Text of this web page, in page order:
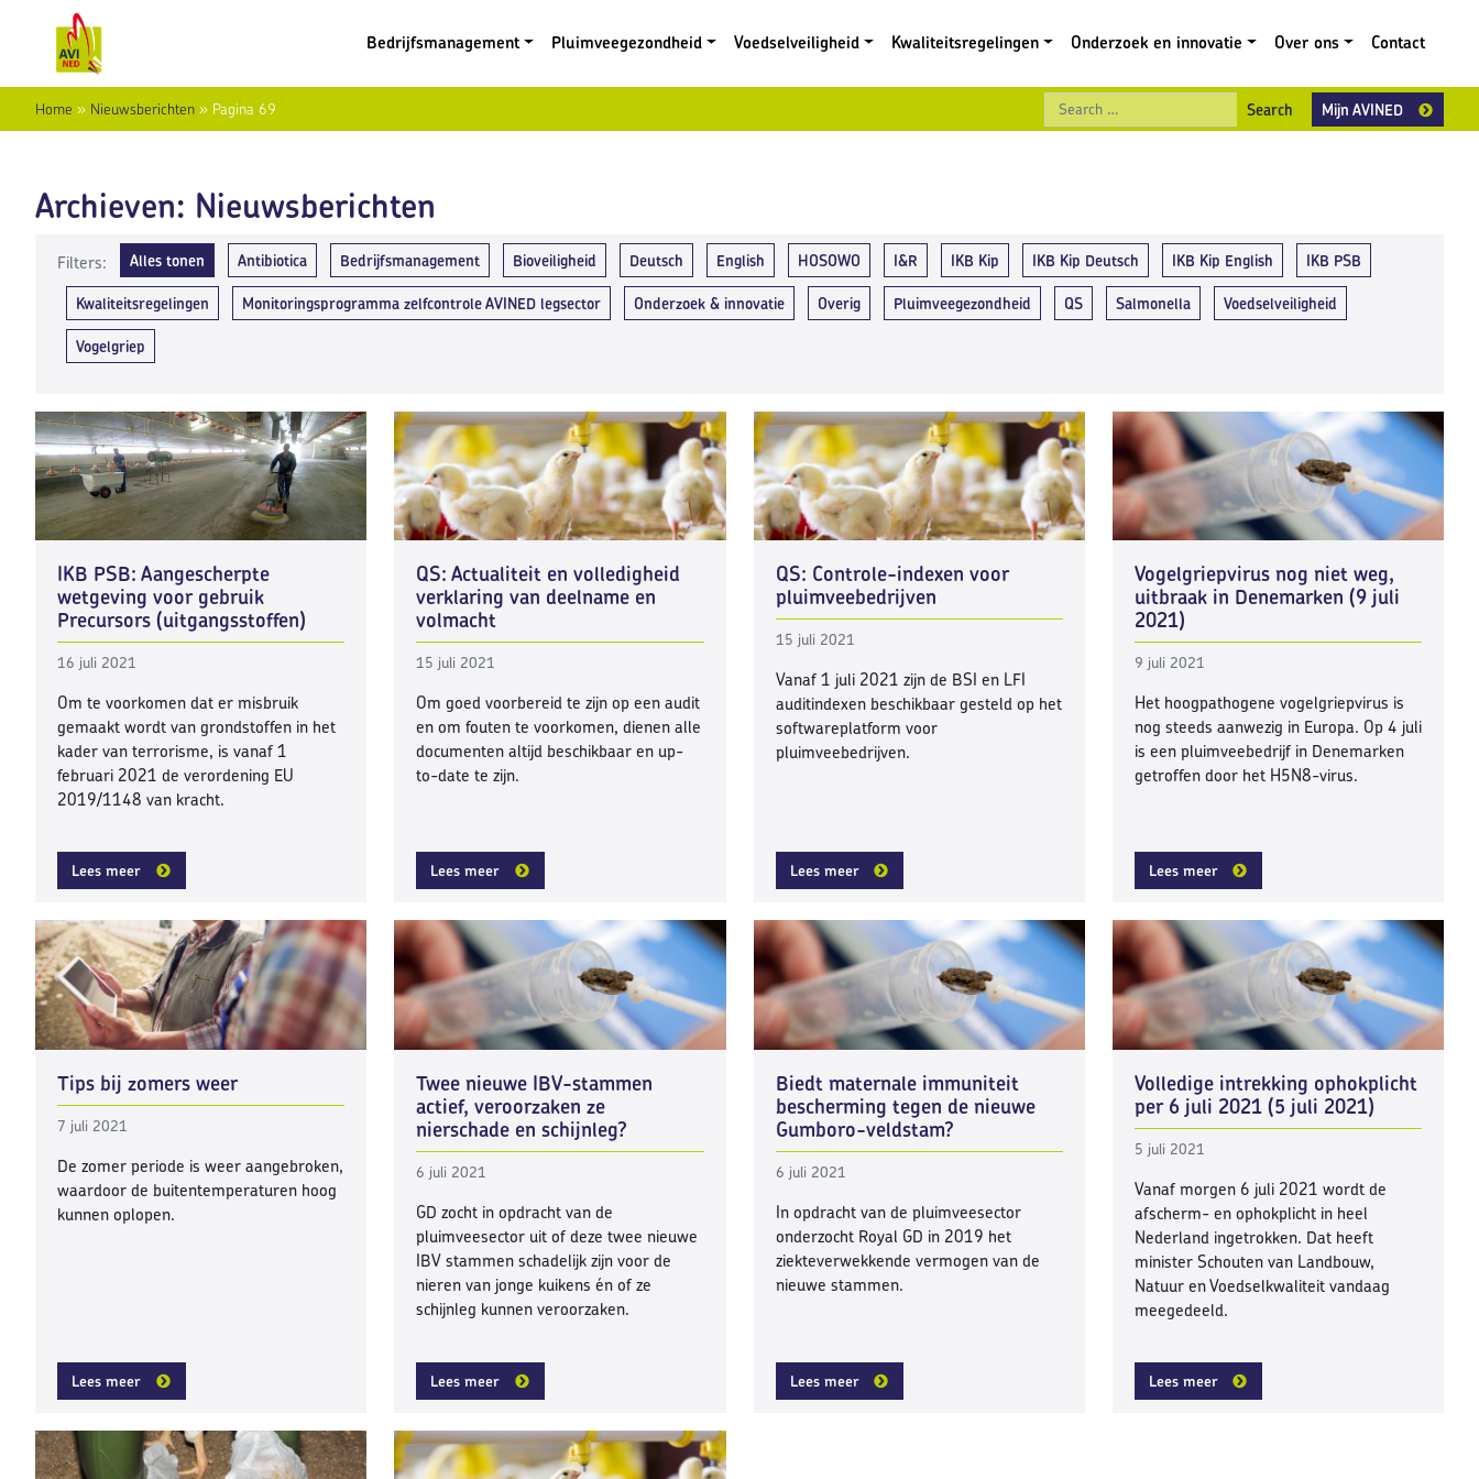
Bedrijfsmanagement
Pluimveegezondheid Voedselveiligheid Kwaliteitsregelingen Onderzoek en innovatie Over ons Contact
Home » Nieuwsberichten » Pagina 69 Search
Mijn AVINED
Archieven: Nieuwsberichten
Filters: Alles tonen Antibiotica Bedrijfsmanagement Bioveiligheid Deutsch English HOSOWO I&R IKB Kip IKB Kip Deutsch IKB Kip English IKB PSB
Kwaliteitsregelingen Monitoringsprogramma zelfcontrole AVINED legsector Onderzoek & innovatie Overig Pluimveegezondheid QS Salmonella Voedselveiligheid
Vogelgriep
IKB PSB: Aangescherpte
wetgeving voor gebruik
Precursors (uitgangsstoffen)
16 juli 2021
Om te voorkomen dat er misbruik
gemaakt wordt van grondstoffen in het
kader van terrorisme, is vanaf 1
februari 2021 de verordening EU
2019/1148 van kracht.
Lees meer
QS: Actualiteit en volledigheid
verklaring van deelname en
volmacht
15 juli 2021
Om goed voorbereid te zijn op een audit
en om fouten te voorkomen, dienen alle
documenten altijd beschikbaar en up-
to-date te zijn.
Lees meer
QS: Controle-indexen voor
pluimveebedrijven
15 juli 2021
Vanaf 1 juli 2021 zijn de BSI en LFI
auditindexen beschikbaar gesteld op het
softwareplatform voor
pluimveebedrijven.
Lees meer
Vogelgriepvirus nog niet weg,
uitbraak in Denemarken (9 juli
2021)
9 juli 2021
Het hoogpathogene vogelgriepvirus is
nog steeds aanwezig in Europa. Op 4 juli
is een pluimveebedrijf in Denemarken
getroffen door het H5N8-virus.
Lees meer
Tips bij zomers weer
7 juli 2021
De zomer periode is weer aangebroken,
waardoor de buitentemperaturen hoog
kunnen oplopen.
Lees meer
Twee nieuwe IBV-stammen
actief, veroorzaken ze
nierschade en schijnleg?
6 juli 2021
GD zocht in opdracht van de
pluimveesector uit of deze twee nieuwe
IBV stammen schadelijk zijn voor de
nieren van jonge kuikens én of ze
schijnleg kunnen veroorzaken.
Lees meer
Biedt maternale immuniteit
bescherming tegen de nieuwe
Gumboro-veldstam?
6 juli 2021
In opdracht van de pluimveesector
onderzocht Royal GD in 2019 het
ziekteverwekkende vermogen van de
nieuwe stammen.
Lees meer
Volledige intrekking ophokplicht
per 6 juli 2021 (5 juli 2021)
5 juli 2021
Vanaf morgen 6 juli 2021 wordt de
afscherm- en ophokplicht in heel
Nederland ingetrokken. Dat heeft
minister Schouten van Landbouw,
Natuur en Voedselkwaliteit vandaag
meegedeeld.
Lees meer